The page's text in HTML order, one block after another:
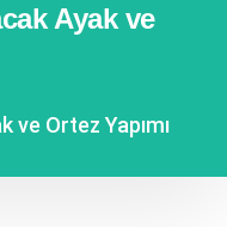
Ayak ve
Ortez Yapımı